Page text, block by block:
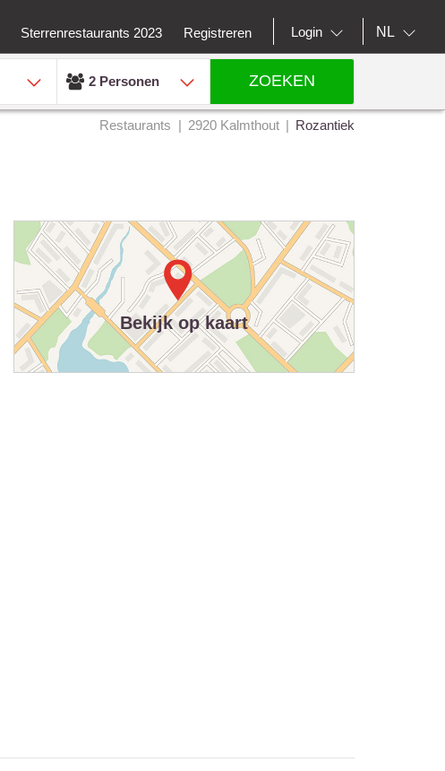
Sterrenrestaurants 2023 Registreren Login NL
2 Personen ZOEKEN
Restaurants 2920 Kalmthout Rozantiek
Bekijk op kaart